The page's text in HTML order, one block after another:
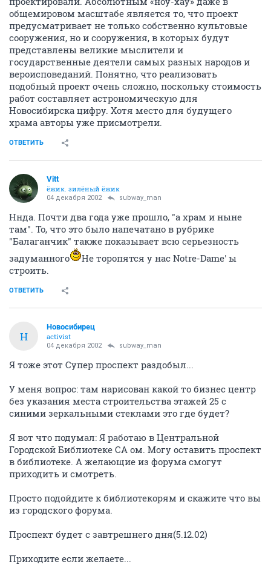
общемировом масштабе является то, что проект
предусматривает не только собственно культовые
сооружения, но и сооружения, в которых будут
представлены великие мыслители и
государственные деятели самых разных народов и
вероисповеданий. Понятно, что реализовать
подобный проект очень сложно, поскольку стоимость
работ составляет астрономическую для
Новосибирска цифру. Хотя место для будущего
храма авторы уже присмотрели.
ОТВЕТИТЬ
Vitt
ёжик. зилёный ёжик
04 декабря 2002 subway_man
Ннда. Почти два года уже прошло, "а храм и ныне
там". То, что это было напечатано в рубрике
"Балаганчик" также показывает всю серьезность
задуманного
Не торопятся у нас Notre-Dame' ы
строить.
ОТВЕТИТЬ
Н
Новосибирец
activist
04 декабря 2002 subway_man
Я тоже этот Супер проспект раздобыл...
У меня вопрос: там нарисован какой то бизнес центр
без указания места строительства этажей 25 с
синими зеркальными стеклами это где будет?
Я вот что подумал: Я работаю в Центральной
Городской Библиотеке СА ом. Могу оставить проспект
в библиотеке. А желающие из форума смогут
приходить и смотреть.
Просто подойдите к библиотекорям и скажите что вы
из городского форума.
Проспект будет с завтрешнего дня(5.12.02)
Приходите если желаете...